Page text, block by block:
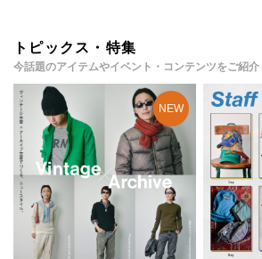
トピックス・特集
今話題のアイテムやイベント・コンテンツをご紹介